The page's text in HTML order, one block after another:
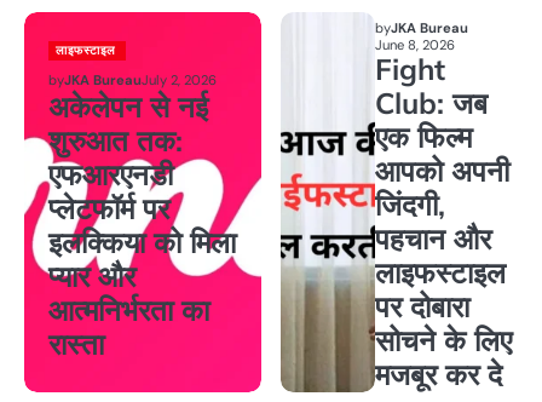
लाइफस्टाइल
byJKA BureauJuly 2, 2026
अकेलेपन से नई
शुरुआत तक:
एफआरएनडी
प्लेटफॉर्म पर
इलक्किया को मिला
प्यार और
आत्मनिर्भरता का
रास्ता
byJKA Bureau
June 8, 2026
Fight
Club: जब
एक फिल्म
आपको अपनी
जिंदगी,
पहचान और
लाइफस्टाइल
पर दोबारा
सोचने के लिए
मजबूर कर दे